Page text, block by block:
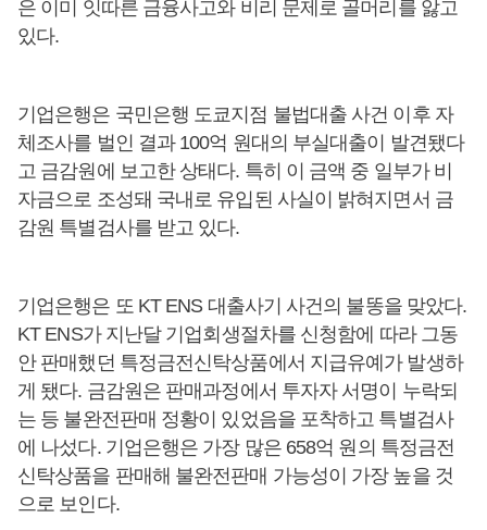
은 이미 잇따른 금융사고와 비리 문제로 골머리를 앓고
있다.
기업은행은 국민은행 도쿄지점 불법대출 사건 이후 자
체조사를 벌인 결과 100억 원대의 부실대출이 발견됐다
고 금감원에 보고한 상태다. 특히 이 금액 중 일부가 비
자금으로 조성돼 국내로 유입된 사실이 밝혀지면서 금
감원 특별검사를 받고 있다.
기업은행은 또 KT ENS 대출사기 사건의 불똥을 맞았다.
KT ENS가 지난달 기업회생절차를 신청함에 따라 그동
안 판매했던 특정금전신탁상품에서 지급유예가 발생하
게 됐다. 금감원은 판매과정에서 투자자 서명이 누락되
는 등 불완전판매 정황이 있었음을 포착하고 특별검사
에 나섰다. 기업은행은 가장 많은 658억 원의 특정금전
신탁상품을 판매해 불완전판매 가능성이 가장 높을 것
으로 보인다.